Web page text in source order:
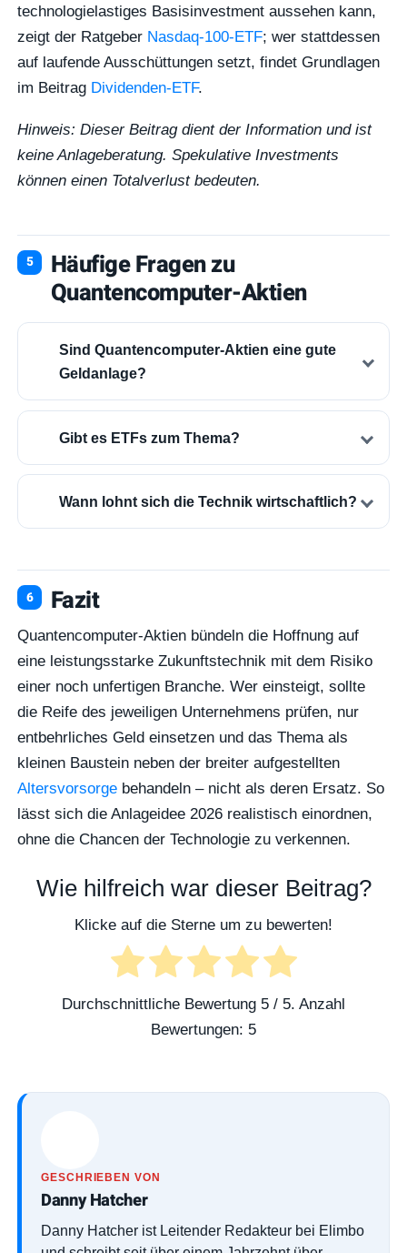
technologielastiges Basisinvestment aussehen kann,
zeigt der Ratgeber Nasdaq-100-ETF; wer stattdessen
auf laufende Ausschüttungen setzt, findet Grundlagen
im Beitrag Dividenden-ETF.
Hinweis: Dieser Beitrag dient der Information und ist
keine Anlageberatung. Spekulative Investments
können einen Totalverlust bedeuten.
Häufige Fragen zu
Quantencomputer-Aktien
Sind Quantencomputer-Aktien eine gute
Geldanlage?
Gibt es ETFs zum Thema?
Wann lohnt sich die Technik wirtschaftlich?
Fazit
Quantencomputer-Aktien bündeln die Hoffnung auf
eine leistungsstarke Zukunftstechnik mit dem Risiko
einer noch unfertigen Branche. Wer einsteigt, sollte
die Reife des jeweiligen Unternehmens prüfen, nur
entbehrliches Geld einsetzen und das Thema als
kleinen Baustein neben der breiter aufgestellten
Altersvorsorge behandeln – nicht als deren Ersatz. So
lässt sich die Anlageidee 2026 realistisch einordnen,
ohne die Chancen der Technologie zu verkennen.
Wie hilfreich war dieser Beitrag?
Klicke auf die Sterne um zu bewerten!
Durchschnittliche Bewertung 5 / 5. Anzahl
Bewertungen: 5
GESCHRIEBEN VON
Danny Hatcher
Danny Hatcher ist Leitender Redakteur bei Elimbo